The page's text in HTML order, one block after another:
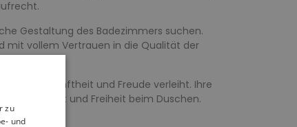
Gestaltung des Badezimmers suchen.
mit vollem Vertrauen in die Qualität der
gewisse Sanftheit und Freude verleiht. Ihre
für Komfort und Freiheit beim Duschen.
zu
und